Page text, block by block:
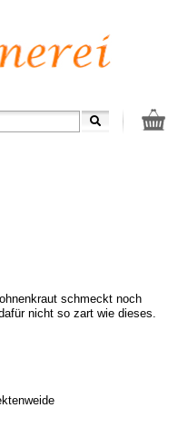
schmeckt noch
nicht so zart wie dieses.